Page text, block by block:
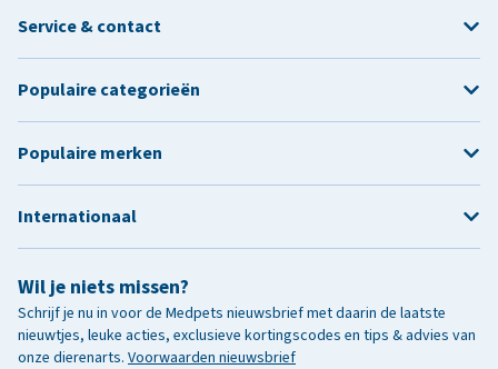
Wil je niets missen?
Schrijf je nu in voor de Medpets nieuwsbrief met daarin de laatste
nieuwtjes, leuke acties, exclusieve kortingscodes en tips & advies van
onze dierenarts. Voorwaarden nieuwsbrief
Service & contact
Populaire categorieën
Populaire merken
Internationaal